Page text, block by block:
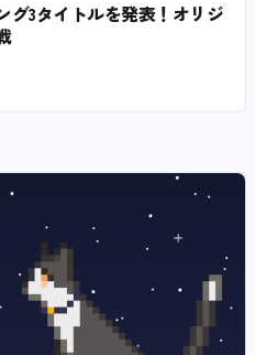
グ3タイトルを発表！オリジ